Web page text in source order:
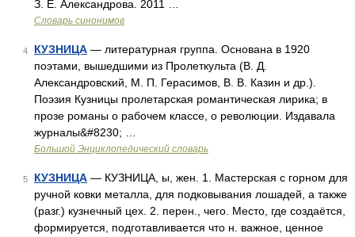
З. Е. Александрова. 2011 …
Словарь синонимов
4 КУЗНИЦА — литературная группа. Основана в 1920
поэтами, вышедшими из Пролеткульта (В. Д.
Александровский, М. П. Герасимов, В. В. Казин и др.).
Поэзия Кузницы пролетарская романтическая лирика; в
прозе романы о рабочем классе, о революции. Издавала
журналы&#8230; …
Большой Энциклопедический словарь
5 КУЗНИЦА — КУЗНИЦА, ы, жен. 1. Мастерская с горном для
ручной ковки металла, для подковывания лошадей, а также
(разг.) кузнечный цех. 2. перен., чего. Место, где создаётся,
формируется, подготавливается что н. важное, ценное